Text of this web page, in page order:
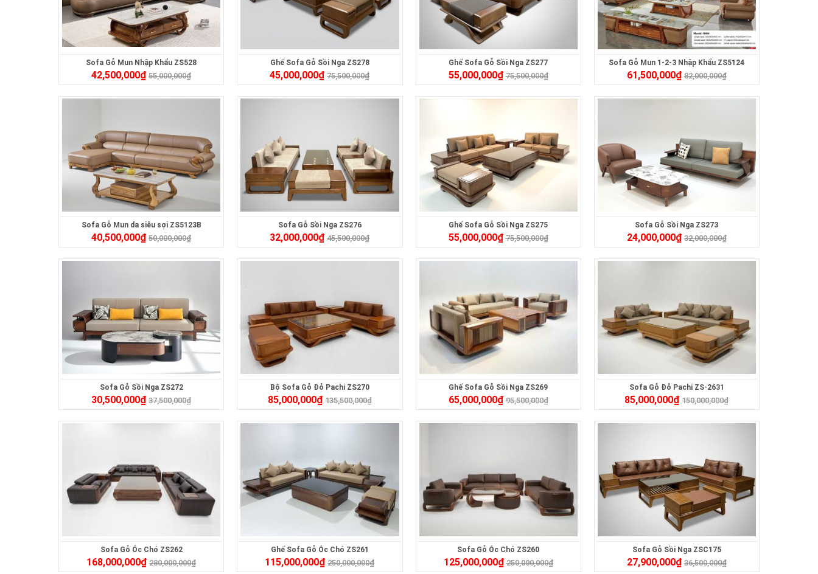
Sofa Gỗ Mun Nhập Khẩu ZS528
42,500,000₫ 55,000,000₫
Ghế Sofa Gỗ Sồi Nga ZS278
45,000,000₫ 75,500,000₫
Ghế Sofa Gỗ Sồi Nga ZS277
55,000,000₫ 75,500,000₫
Sofa Gỗ Mun 1-2-3 Nhập Khẩu ZS5124
61,500,000₫ 82,000,000₫
Sofa Gỗ Mun da siêu sợi ZS5123B
40,500,000₫ 50,000,000₫
Sofa Gỗ Sồi Nga ZS276
32,000,000₫ 45,500,000₫
Ghế Sofa Gỗ Sồi Nga ZS275
55,000,000₫ 75,500,000₫
Sofa Gỗ Sồi Nga ZS273
24,000,000₫ 32,000,000₫
Sofa Gỗ Sồi Nga ZS272
30,500,000₫ 37,500,000₫
Bộ Sofa Gỗ Đỏ Pachi ZS270
85,000,000₫ 135,500,000₫
Ghế Sofa Gỗ Sồi Nga ZS269
65,000,000₫ 95,500,000₫
Sofa Gỗ Đỏ Pachi ZS-2631
85,000,000₫ 150,000,000₫
Sofa Gỗ Óc Chó ZS262
168,000,000₫ 280,000,000₫
Ghế Sofa Gỗ Óc Chó ZS261
115,000,000₫ 250,000,000₫
Sofa Gỗ Óc Chó ZS260
125,000,000₫ 250,000,000₫
Sofa Gỗ Sồi Nga ZSC175
27,900,000₫ 36,500,000₫